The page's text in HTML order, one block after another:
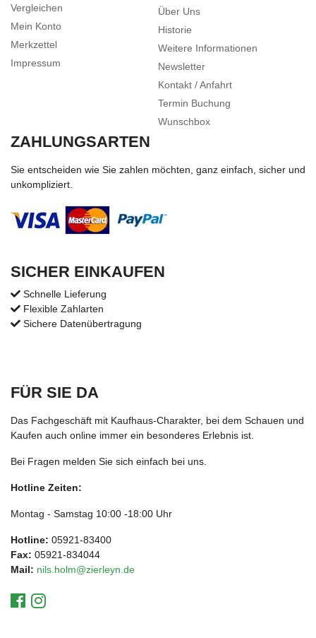
Vergleichen
Mein Konto
Merkzettel
Impressum
Über Uns
Historie
Weitere Informationen
Newsletter
Kontakt / Anfahrt
Termin Buchung
Wunschbox
ZAHLUNGSARTEN
Sie entscheiden wie Sie zahlen möchten, ganz einfach, sicher und
unkompliziert.
SICHER EINKAUFEN
Schnelle Lieferung
Flexible Zahlarten
Sichere Datenübertragung
FÜR SIE DA
Das Fachgeschäft mit Kaufhaus-Charakter, bei dem Schauen und
Kaufen auch online immer ein besonderes Erlebnis ist.
Bei Fragen melden Sie sich einfach bei uns.
Hotline Zeiten:
Montag - Samstag 10:00 -18:00 Uhr
Hotline: 05921-83400
Fax: 05921-834044
Mail: nils.holm@zierleyn.de